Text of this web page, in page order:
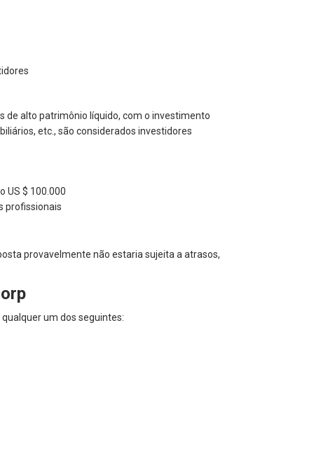
de alto patrimônio líquido, com o investimento
etc., são considerados investidores
US $ 100.000
profissionais
provavelmente não estaria sujeita a atrasos,
um dos seguintes: